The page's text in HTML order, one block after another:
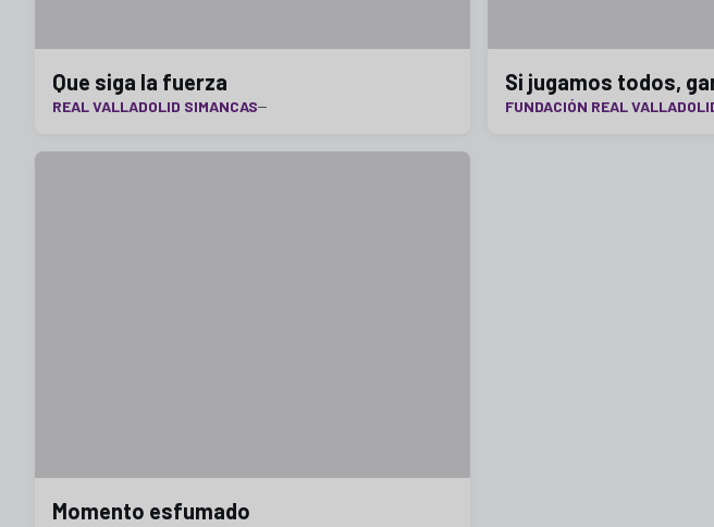
Que siga la fuerza
REAL VALLADOLID SIMANCAS
Si jugamos todos,
FUNDACIÓN REAL
Momento esfumado